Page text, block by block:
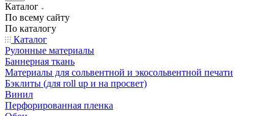
Каталог
По всему сайту
По каталогу
Каталог
Рулонные материалы
Баннерная ткань
Материалы для сольвентной и экосольвентной печати
Бэклиты (для roll up и на просвет)
Винил
Перфорированная пленка